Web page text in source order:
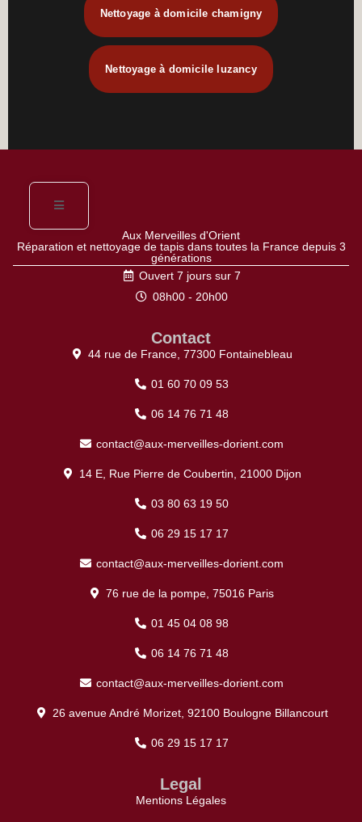
Nettoyage à domicile chamigny
Nettoyage à domicile luzancy
Aux Merveilles d'Orient
Réparation et nettoyage de tapis dans toutes la France depuis 3
générations
Ouvert 7 jours sur 7
08h00 - 20h00
Contact
44 rue de France, 77300 Fontainebleau
01 60 70 09 53
06 14 76 71 48
contact@aux-merveilles-dorient.com
14 E, Rue Pierre de Coubertin, 21000 Dijon
03 80 63 19 50
06 29 15 17 17
contact@aux-merveilles-dorient.com
76 rue de la pompe, 75016 Paris
01 45 04 08 98
06 14 76 71 48
contact@aux-merveilles-dorient.com
26 avenue André Morizet, 92100 Boulogne Billancourt
06 29 15 17 17
Legal
Mentions Légales